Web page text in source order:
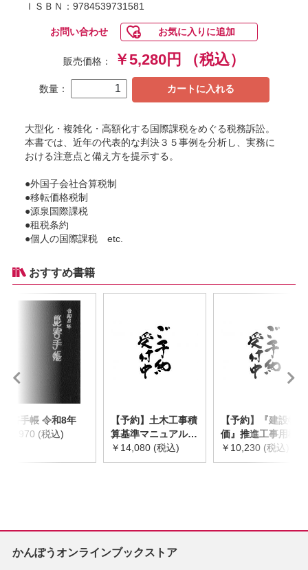
ＩＳＢＮ：9784539731581
お問い合わせ お気に入りに追加
販売価格： ￥5,280円 （税込）
数量： カートに入れる
大型化・複雑化・高額化する国際課税をめぐる税務訴訟。
本書では、近年の代表的な判決３５事例を分析し、実務に
おける注意点と備え方を提示する。
●外国子会社合算税制
●移転価格税制
●源泉国際課税
●租税条約
●個人の国際課税 etc.
おすすめ書籍
災害手帳 令和8年
￥2,970 (税込)
【予約】土木工事積
算基準マニュアル
令和8年度版
※2026年8月下旬発
￥14,080 (税込)
【予約】『建設物
価』推進工事用機械
器具等基礎価格表
2026年度版
￥10,230 (税込)
かんぽうオンラインブックストア